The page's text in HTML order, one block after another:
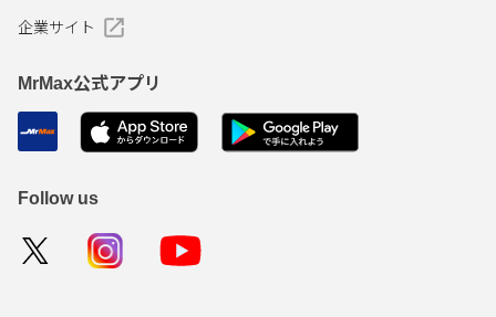
企業サイト
MrMax公式アプリ
Follow us